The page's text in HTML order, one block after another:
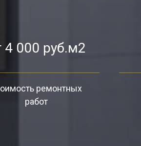
4 000 руб.м2
ремонтных
работ